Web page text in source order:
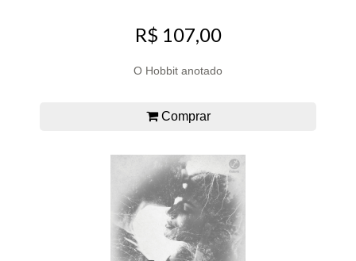
R$ 107,00
O Hobbit anotado
Comprar